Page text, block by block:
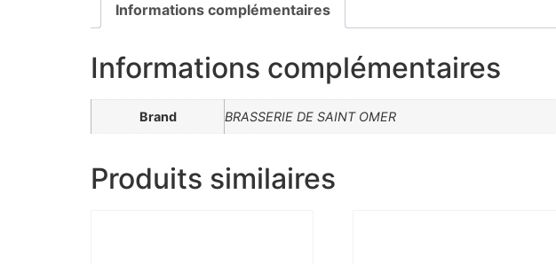
Informations complémentaires
Informations complémentaires
Brand BRASSERIE DE SAINT OMER
Produits similaires